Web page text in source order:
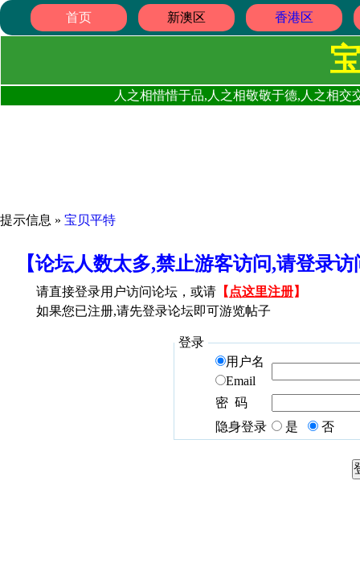
首页 新澳区 香港区
人之相惜惜于品,人之相敬敬于德,人之相
提示信息 » 宝贝平特
【论坛人数太多,禁止游客访问,请登录
请直接登录用户访问论坛，或请 【 点这里注册】
如果您已注册,请先登录论坛即可游览帖子
登录
用户名
Email
密 码
隐身登录
是 否